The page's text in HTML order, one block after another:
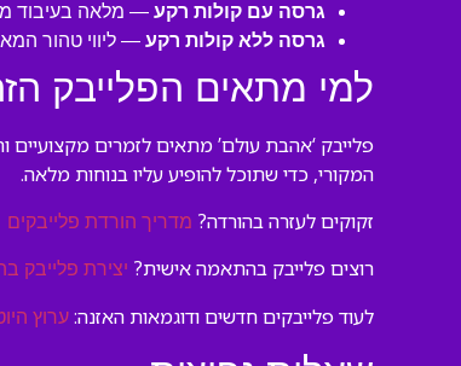
גרסה עם קולות רקע — מלאה בעיבוד
גרסה ללא קולות רקע — ליווי טהור
למי מתאים הפלייבק
פלייבק ‘אהבת עולם’ מתאים לזמרים מקצועיים
המקורי, כדי שתוכל להופיע עליו בנוחות מלאה.
זקוקים לעזרה בהורדה? מדריך הורדת פלייבקים
רוצים פלייבק בהתאמה אישית? יצירת פלייבק
לעוד פלייבקים חדשים ודוגמאות האזנה: ערוץ